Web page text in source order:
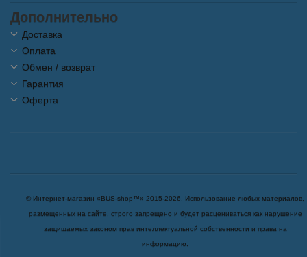
Дополнительно
Доставка
Оплата
Обмен / возврат
Гарантия
Оферта
© Интернет-магазин «BUS-shop™» 2015-2026. Использование любых материалов,
размещенных на сайте, строго запрещено и будет расцениваться как нарушение
защищаемых законом прав интеллектуальной собственности и права на
информацию.